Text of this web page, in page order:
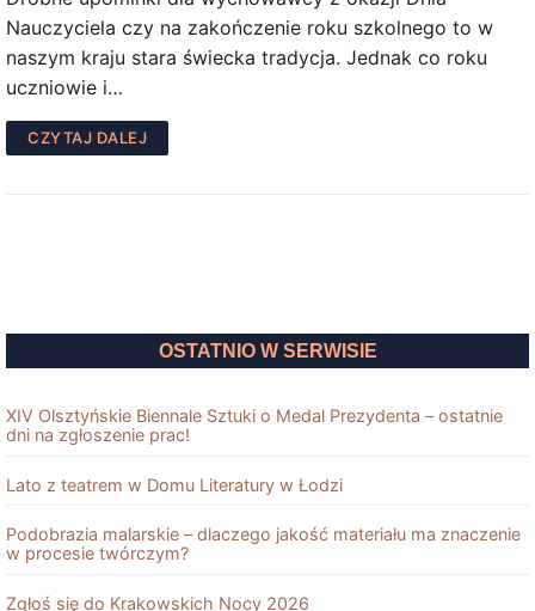
Nauczyciela czy na zakończenie roku szkolnego to w
naszym kraju stara świecka tradycja. Jednak co roku
uczniowie i…
CZYTAJ DALEJ
OSTATNIO W SERWISIE
XIV Olsztyńskie Biennale Sztuki o Medal Prezydenta – ostatnie
dni na zgłoszenie prac!
Lato z teatrem w Domu Literatury w Łodzi
Podobrazia malarskie – dlaczego jakość materiału ma znaczenie
w procesie twórczym?
Zgłoś się do Krakowskich Nocy 2026